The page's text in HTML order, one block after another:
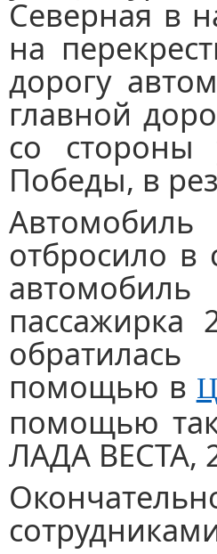
Северная в
на
дорогу
главной
со стороны
Победы, в
отбросило
пассажирка
помощью в
помощью
ЛАДА ВЕСТА,